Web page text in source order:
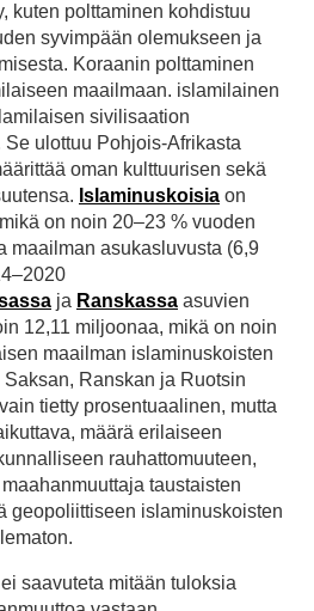
kuten polttaminen kohdistuu
syvimpään olemukseen ja
Koraanin polttaminen
maailmaan. islamilainen
sivilisaation
ulottuu Pohjois-Afrikasta
oman kulttuurisen sekä
Islaminuskoisia on
on noin 20–23 % vuoden
maailman asukasluvusta (6,9
ja Ranskassa asuvien
12,11 miljoonaa, mikä on noin
maailman islaminuskoisten
Ranskan ja Ruotsin
tietty prosentuaalinen, mutta
määrä erilaiseen
rauhattomuuteen,
taustaisten
geopoliittiseen islaminuskoisten
saavuteta mitään tuloksia